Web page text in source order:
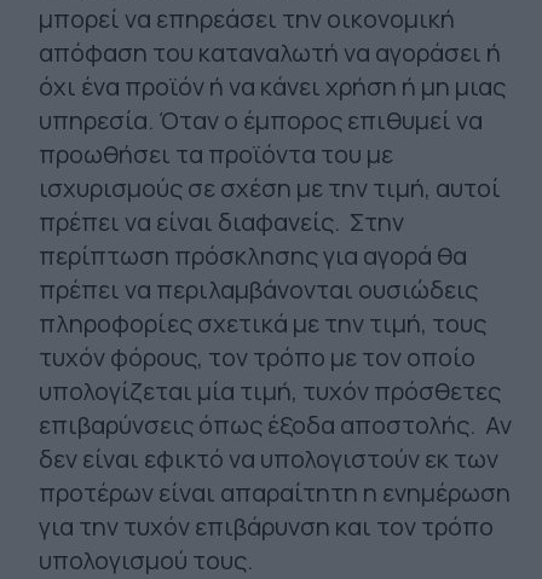
μπορεί να επηρεάσει την οικονομική
απόφαση του καταναλωτή να αγοράσει ή
όχι ένα προϊόν ή να κάνει χρήση ή μη μιας
υπηρεσία. Όταν ο έμπορος επιθυμεί να
προωθήσει τα προϊόντα του με
ισχυρισμούς σε σχέση με την τιμή, αυτοί
πρέπει να είναι διαφανείς. Στην
περίπτωση πρόσκλησης για αγορά θα
πρέπει να περιλαμβάνονται ουσιώδεις
πληροφορίες σχετικά με την τιμή, τους
τυχόν φόρους, τον τρόπο με τον οποίο
υπολογίζεται μία τιμή, τυχόν πρόσθετες
επιβαρύνσεις όπως έξοδα αποστολής. Αν
δεν είναι εφικτό να υπολογιστούν εκ των
προτέρων είναι απαραίτητη η ενημέρωση
για την τυχόν επιβάρυνση και τον τρόπο
υπολογισμού τους.